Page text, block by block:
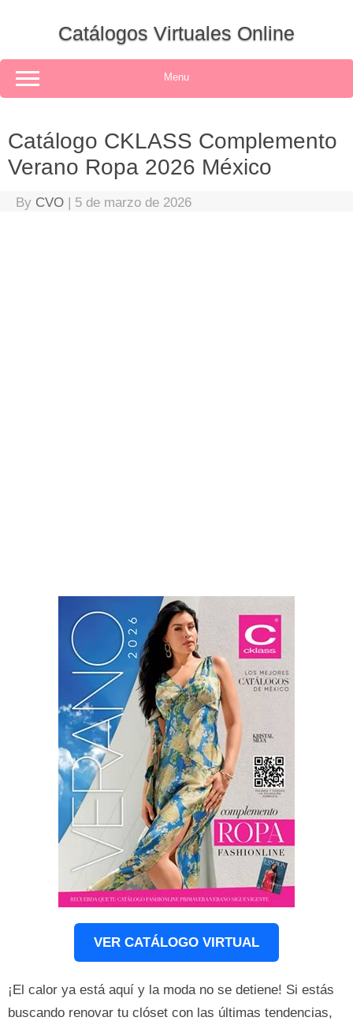
Catálogos Virtuales Online
Menu
Catálogo CKLASS Complemento
Verano Ropa 2026 México
By CVO | 5 de marzo de 2026
VER CATÁLOGO VIRTUAL
¡El calor ya está aquí y la moda no se detiene! Si estás
buscando renovar tu clóset con las últimas tendencias,